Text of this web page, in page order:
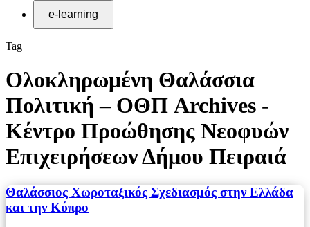
Tag
Ολοκληρωμένη Θαλάσσια
Πολιτική – ΟΘΠ Archives -
Κέντρο Προώθησης Νεοφυών
Επιχειρήσεων Δήμου Πειραιά
Θαλάσσιος Χωροταξικός Σχεδιασμός στην Ελλάδα
και την Κύπρο